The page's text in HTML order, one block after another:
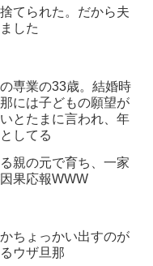
てられた。だから夫
した
専業の33歳。結婚時
には子どもの願望が
とたまに言われ、年
してる
親の元で育ち、一家
果応報WWW
ちょっかい出すのが
ウザ旦那